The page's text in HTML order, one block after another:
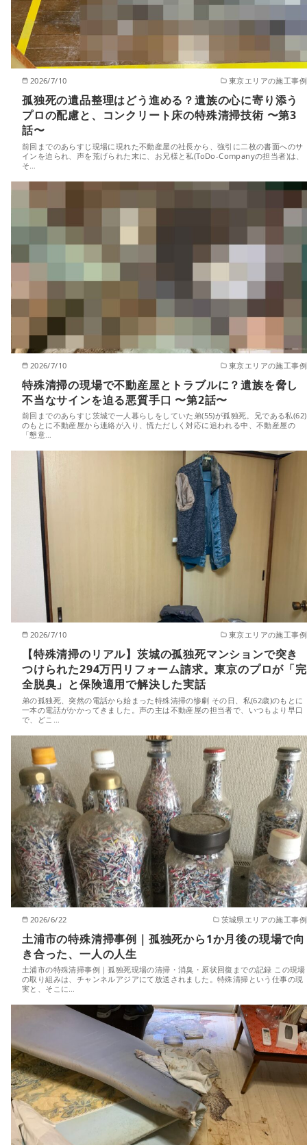
2026/7/10 東京エリアの施工事例
孤独死の遺品整理はどう進める？遺族の心に寄り添う
プロの配慮と、コンクリート床の特殊清掃技術 〜第3
話〜
前回までのあらすじ現場に現れた不動産屋の社長から、強引に二枚の書面へのサ
インを迫られ、声を荒げられた末に、お兄様と私(ToDo-Companyの担当者)は、
そ…
2026/7/10 東京エリアの施工事例
特殊清掃の現場で不動産屋とトラブルに？遺族を脅し
不当なサインを迫る悪質手口 〜第2話〜
前回までのあらすじ茨城で一人暮らしをしていた弟(55)が孤独死。兄である私(62)
のもとに不動産屋から連絡が入り、慌ただしく対応に追われる中、不動産屋の
「懇意…
2026/7/10 東京エリアの施工事例
【特殊清掃のリアル】茨城の孤独死マンションで突き
つけられた294万円リフォーム請求。東京のプロが「完
全脱臭」と保険適用で解決した実話
弟の孤独死、突然の電話から始まった特殊清掃の惨劇 その日、私(62歳)のもとに
一本の電話がかかってきました。声の主は不動産屋の担当者で、いつもより早口
で、どこ…
2026/6/22 茨城県エリアの施工事例
土浦市の特殊清掃事例｜孤独死から1か月後の現場で向
き合った、一人の人生
土浦市の特殊清掃事例｜孤独死現場の清掃・消臭・原状回復までの記録 この現場
の取り組みは、チャンネルアジアにて放送されました。特殊清掃という仕事の現
実と、そこに…